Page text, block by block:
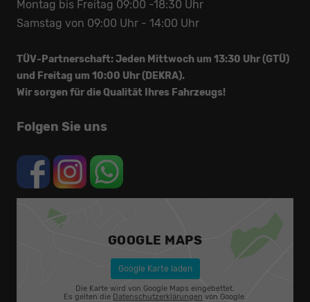
Montag bis Freitag 09:00 -18:30 Uhr
Samstag von 09:00 Uhr - 14:00 Uhr
TÜV-Partnerschaft: Jeden Mittwoch um 13:30 Uhr (GTÜ)
und Freitag um 10:00 Uhr (DEKRA).
Wir sorgen für die Qualität Ihres Fahrzeugs!
Folgen Sie uns
GOOGLE MAPS
Google Karte laden
Die Karte wird von Google Maps eingebettet.
Es gelten die Datenschutzerklärungen von Google.